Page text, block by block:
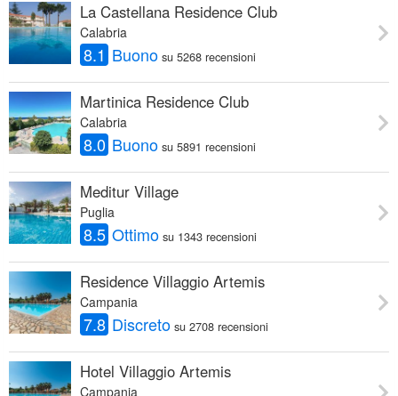
La Castellana Residence Club
Calabria
8.1 Buono su 5268 recensioni
Martinica Residence Club
Calabria
8.0 Buono su 5891 recensioni
Meditur Village
Puglia
8.5 Ottimo su 1343 recensioni
Residence Villaggio Artemis
Campania
7.8 Discreto su 2708 recensioni
Hotel Villaggio Artemis
Campania